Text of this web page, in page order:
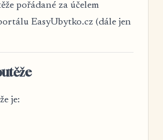
pořádané za účelem
EasyUbytko.cz (dále jen
je: